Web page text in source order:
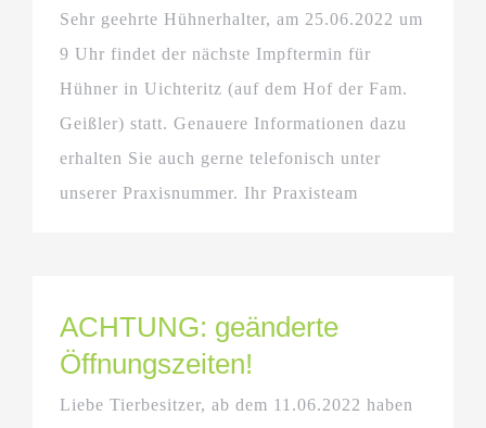
Sehr geehrte Hühnerhalter, am 25.06.2022 um
9 Uhr findet der nächste Impftermin für
Hühner in Uichteritz (auf dem Hof der Fam.
Geißler) statt. Genauere Informationen dazu
erhalten Sie auch gerne telefonisch unter
unserer Praxisnummer. Ihr Praxisteam
ACHTUNG: geänderte
Öffnungszeiten!
Liebe Tierbesitzer, ab dem 11.06.2022 haben